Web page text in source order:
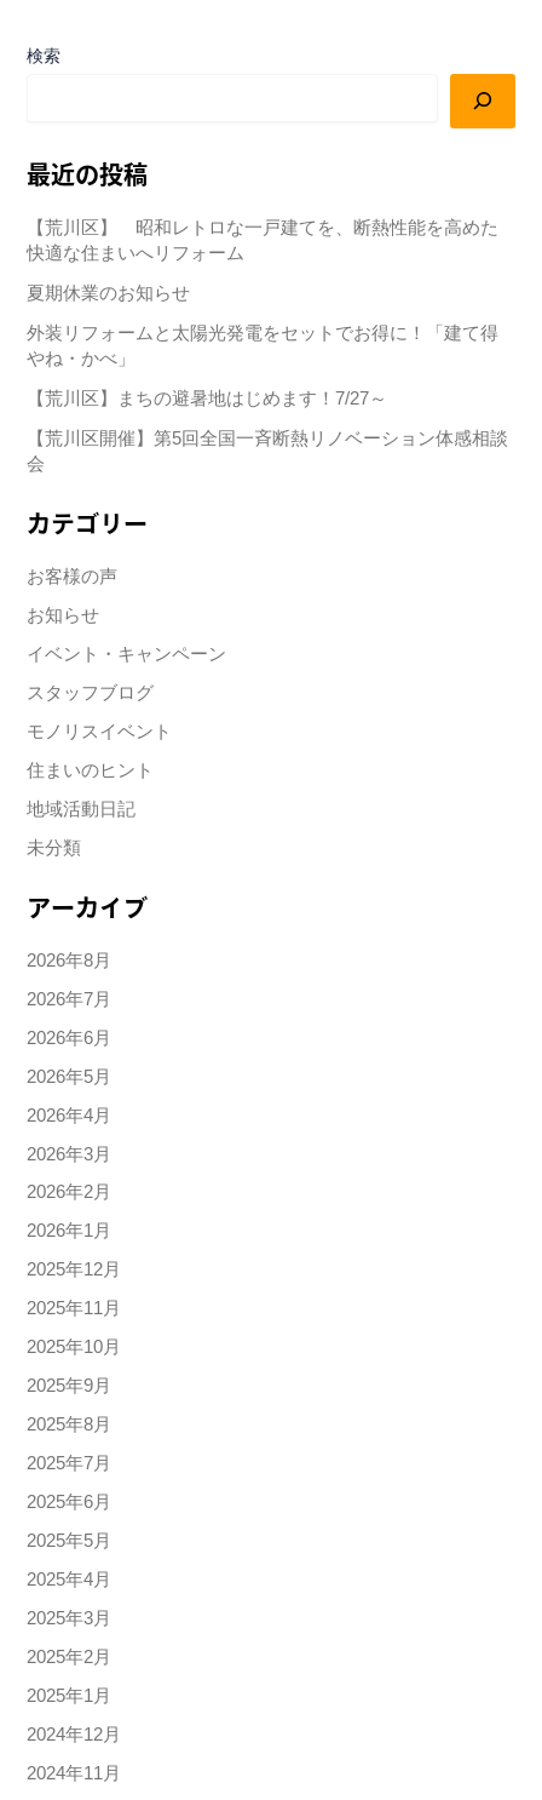
検索
最近の投稿
【荒川区】 昭和レトロな一戸建てを、断熱性能を高めた
快適な住まいへリフォーム
夏期休業のお知らせ
外装リフォームと太陽光発電をセットでお得に！「建て得
やね・かべ」
【荒川区】まちの避暑地はじめます！7/27～
【荒川区開催】第5回全国一斉断熱リノベーション体感相談
会
カテゴリー
お客様の声
お知らせ
イベント・キャンペーン
スタッフブログ
モノリスイベント
住まいのヒント
地域活動日記
未分類
アーカイブ
2026年8月
2026年7月
2026年6月
2026年5月
2026年4月
2026年3月
2026年2月
2026年1月
2025年12月
2025年11月
2025年10月
2025年9月
2025年8月
2025年7月
2025年6月
2025年5月
2025年4月
2025年3月
2025年2月
2025年1月
2024年12月
2024年11月